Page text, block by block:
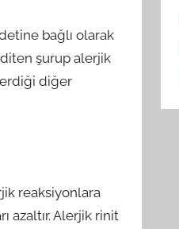
bağlı olarak
şurup alerjik
diğer
reaksiyonlara
azaltır. Alerjik rinit